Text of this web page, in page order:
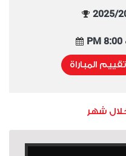
تقييم المباراة
شهر